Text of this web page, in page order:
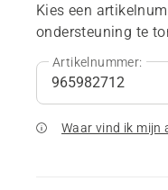
Kies een
ondersteuning te
Artikelnummer:
Waar vind ik mijn